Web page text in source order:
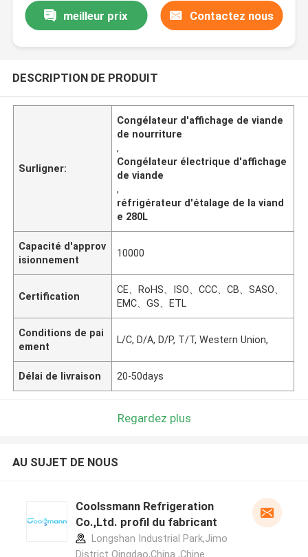
meilleur prix Contactez nous
DESCRIPTION DE PRODUIT
Surligner:
Congélateur d'affichage de viande
de nourriture
,
Congélateur électrique d'affichage
de viande
,
réfrigérateur d'étalage de la viand
e 280L
Capacité d'approv
isionnement
10000
Certification
CE、RoHS、ISO、CCC、CB、SASO、
EMC、GS、ETL
Conditions de pai
ement
L/C, D/A, D/P, T/T, Western Union,
Délai de livraison 20-50days
Regardez plus
AU SUJET DE NOUS
Coolssmann Refrigeration
Co.,Ltd. profil du fabricant
Longshan Industrial Park,Jimo
District Qingdao,China ,Chine